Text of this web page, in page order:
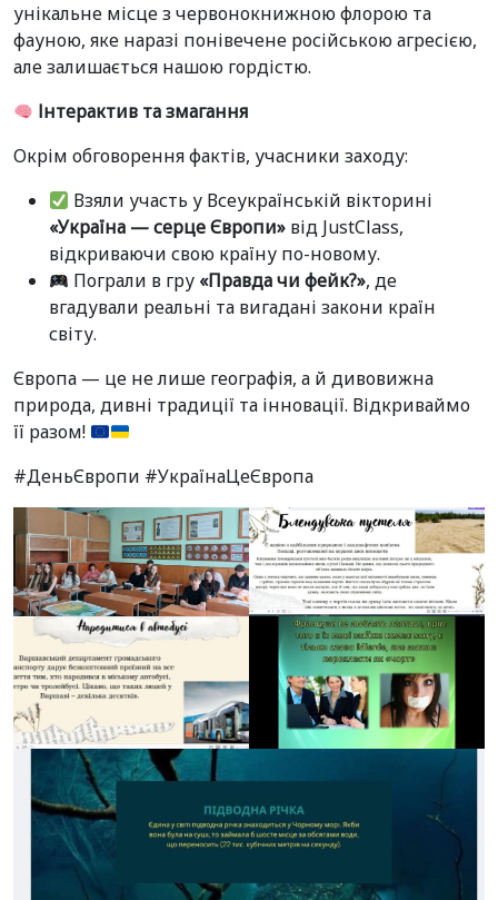
унікальне місце з червонокнижною флорою та
фауною, яке наразі понівечене російською агресією,
але залишається нашою гордістю.
Інтерактив та змагання
Окрім обговорення фактів, учасники заходу:
Взяли участь у Всеукраїнській вікторині
«Україна — серце Європи» від JustClass,
відкриваючи свою країну по-новому.
Пограли в гру «Правда чи фейк?», де
вгадували реальні та вигадані закони країн
світу.
Європа — це не лише географія, а й дивовижна
природа, дивні традиції та інновації. Відкриваймо
її разом!
#ДеньЄвропи #УкраїнаЦеЄвропа